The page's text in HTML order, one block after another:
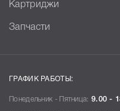
Картриджи
Запчасти
ГРАФИК РАБОТЫ:
Понедельник - Пятница: 9.00 -